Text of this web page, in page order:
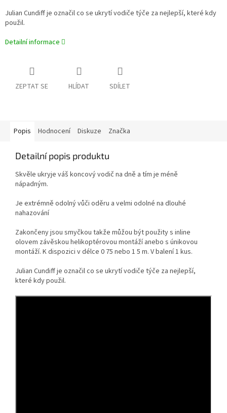
Julian Cundiff je označil co se ukrytí vodiče týče za nejlepší, které kdy
použil.
Detailní informace
ZEPTAT SE HLÍDAT SDÍLET
Popis Hodnocení Diskuze Značka
Detailní popis produktu
Skvěle ukryje váš koncový vodič na dně a tím je méně
nápadným.
Je extrémně odolný vůči oděru a velmi odolné na dlouhé
nahazování
Zakončeny jsou smyčkou takže můžou být použity s inline
olovem závěskou helikoptérovou montáží anebo s únikovou
montáží. K dispozici v délce 0 75 nebo 1 5 m. V balení 1 kus.
Julian Cundiff je označil co se ukrytí vodiče týče za nejlepší,
které kdy použil.